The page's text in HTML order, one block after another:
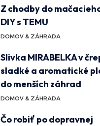
Z chodby do
DIY s TEMU
DOMOV & ZÁHRADA
Slivka MIRABELKA v
sladké a aromatické
do menších záhrad
DOMOV & ZÁHRADA
Čo robiť po dopravnej